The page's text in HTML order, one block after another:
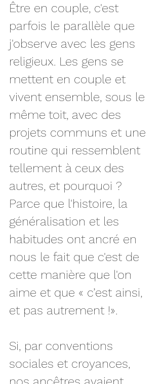
Être en couple, c'est
parfois le parallèle que
j'observe avec les gens
religieux. Les gens se
mettent en couple et
vivent ensemble, sous le
même toit, avec des
projets communs et une
routine qui ressemblent
tellement à ceux des
autres, et pourquoi ?
Parce que l'histoire, la
généralisation et les
habitudes ont ancré en
nous le fait que c'est de
cette manière que l'on
aime et que « c’est ainsi,
et pas autrement !».
Si, par conventions
sociales et croyances,